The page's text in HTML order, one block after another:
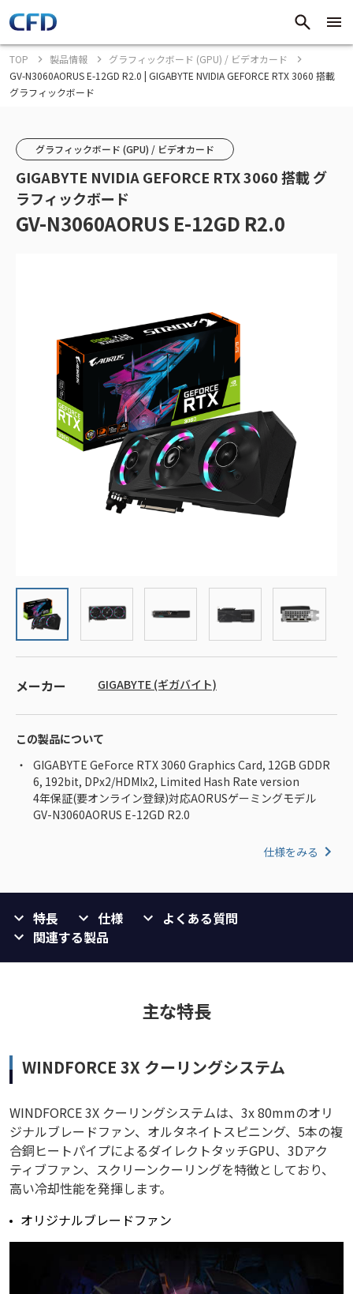
TOP 製品情報
グラフィックボード (GPU) / ビデオカード
GV-N3060AORUS E-12GD R2.0 | GIGABYTE NVIDIA GEFORCE RTX 3060 搭載
グラフィックボード
グラフィックボード (GPU) / ビデオカード
GIGABYTE NVIDIA GEFORCE RTX 3060 搭載 グ
ラフィックボード
GV-N3060AORUS E-12GD R2.0
メーカー GIGABYTE (ギガバイト)
この製品について
GIGABYTE GeForce RTX 3060 Graphics Card, 12GB GDDR
6, 192bit, DPx2/HDMIx2, Limited Hash Rate version
4年保証(要オンライン登録)対応AORUSゲーミングモデル
GV-N3060AORUS E-12GD R2.0
仕様をみる
特長 仕様
よくある質問
関連する製品
主な特長
WINDFORCE 3X クーリングシステム
WINDFORCE 3X クーリングシステムは、3x 80mmのオリ
ジナルブレードファン、オルタネイトスピニング、5本の複
合銅ヒートパイプによるダイレクトタッチGPU、3Dアク
ティブファン、スクリーンクーリングを特徴としており、
高い冷却性能を発揮します。
オリジナルブレードファン